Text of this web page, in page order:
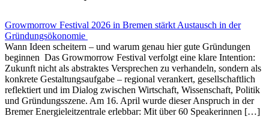
Growmorrow Festival 2026 in Bremen stärkt Austausch in der
Gründungsökonomie
Wann Ideen scheitern – und warum genau hier gute Gründungen
beginnen Das Growmorrow Festival verfolgt eine klare Intention:
Zukunft nicht als abstraktes Versprechen zu verhandeln, sondern als
konkrete Gestaltungsaufgabe – regional verankert, gesellschaftlich
reflektiert und im Dialog zwischen Wirtschaft, Wissenschaft, Politik
und Gründungsszene. Am 16. April wurde dieser Anspruch in der
Bremer Energieleitzentrale erlebbar: Mit über 60 Speakerinnen […]